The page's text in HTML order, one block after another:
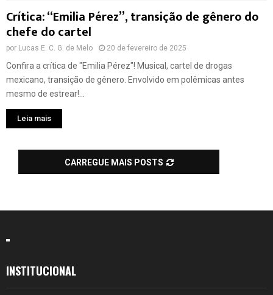
Crítica: “Emilia Pérez”, transição de gênero do
chefe do cartel
por Lucas E. C. G. de Melo 20 de fevereiro de 2025
Confira a crítica de "Emilia Pérez"! Musical, cartel de drogas
mexicano, transição de gênero. Envolvido em polêmicas antes
mesmo de estrear!...
Leia mais
CARREGUE MAIS POSTS
INSTITUCIONAL